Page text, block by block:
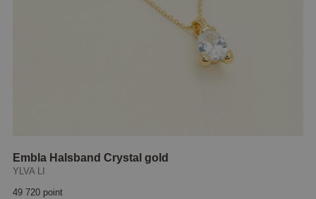
Embla Halsband Crystal gold
YLVA LI
49 720 point